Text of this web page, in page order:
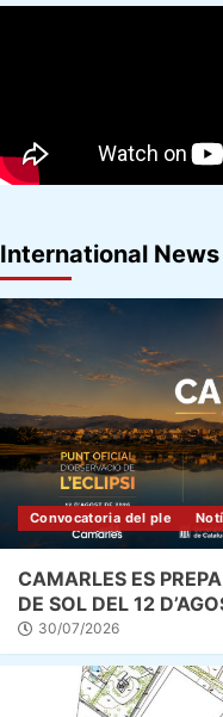
International News
Convocatoria del ple
CAMARLES ES
DE SOL DEL 12
30/07/2026